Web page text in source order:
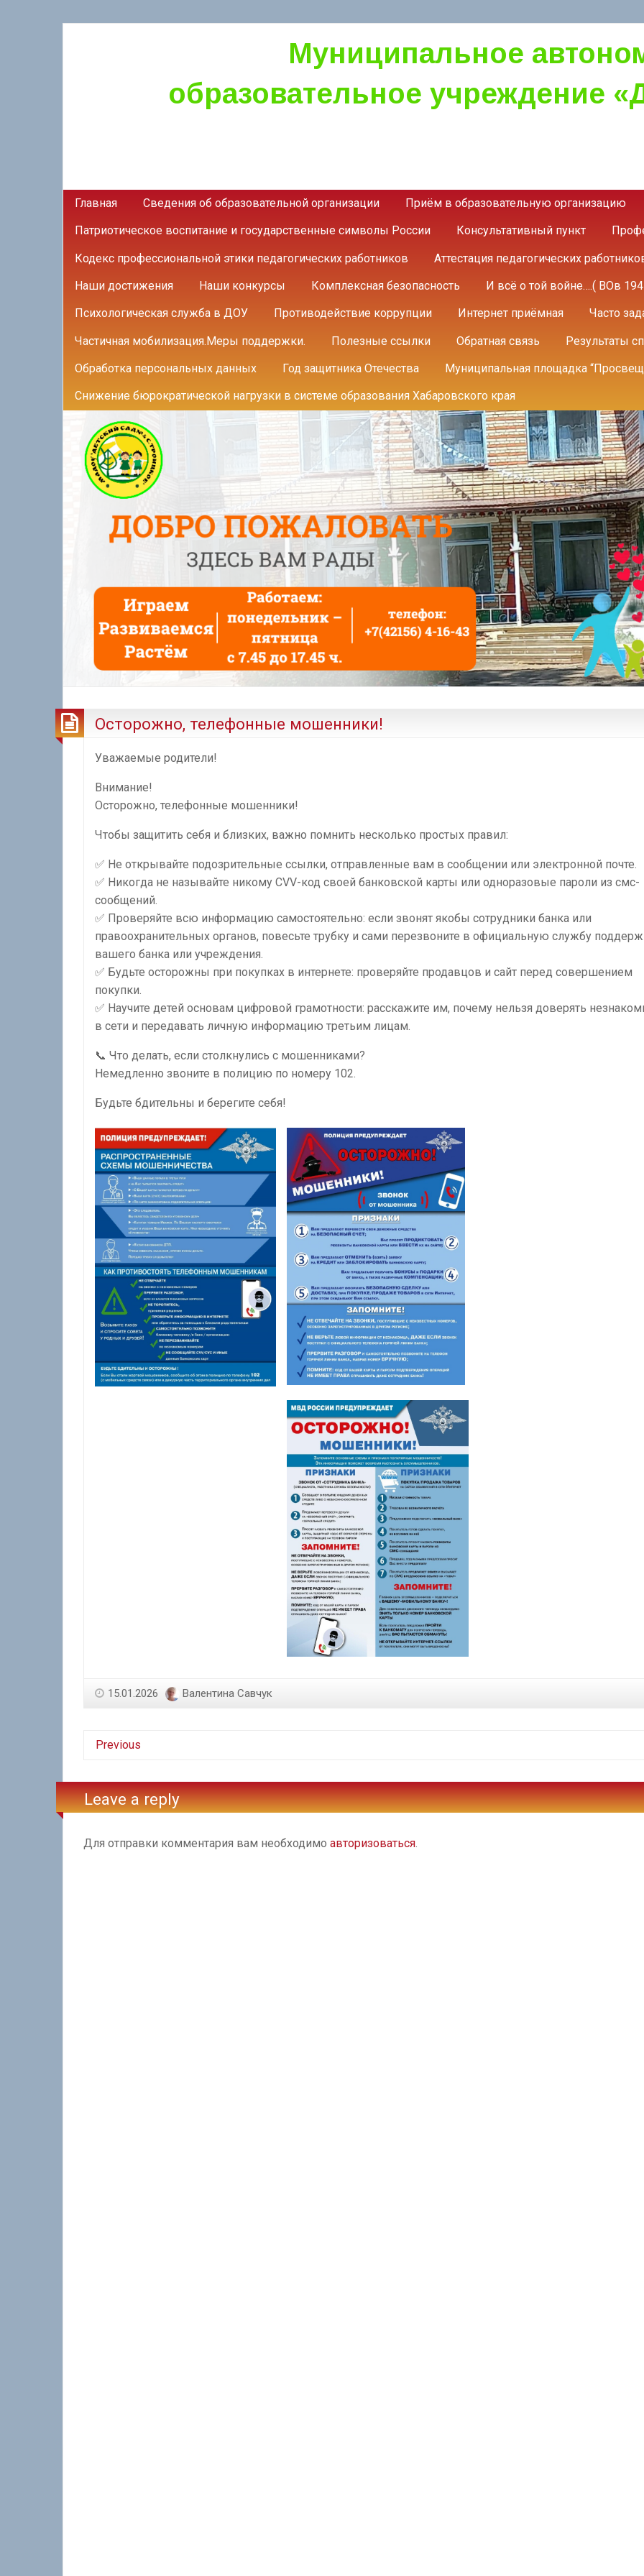
Муниципальное
образовательное учреждение
Главная Сведения об образовательной организации Приём в образовательную организацию
Патриотическое воспитание и государственные символы России Консультативный пункт
Кодекс профессиональной этики педагогических работников Аттестация педагогических
Наши достижения Наши конкурсы Комплексная безопасность И всё о той войне….( ВОв
Психологическая служба в ДОУ Противодействие коррупции Интернет приёмная Часто
Частичная мобилизация.Меры поддержки. Полезные ссылки Обратная связь Результаты
Обработка персональных данных Год защитника Отечества Муниципальная площадка
Снижение бюрократической нагрузки в системе образования Хабаровского края
Осторожно, телефонные мошенники!
Уважаемые родители!
Внимание!
Осторожно, телефонные мошенники!
Чтобы защитить себя и близких, важно помнить несколько простых правил:
✅ Не открывайте подозрительные ссылки, отправленные вам в сообщении или электронной почте.
✅ Никогда не называйте никому CVV-код своей банковской карты или одноразовые пароли из смс-
сообщений.
✅ Проверяйте всю информацию самостоятельно: если звонят якобы сотрудники банка или
правоохранительных органов, повесьте трубку и сами перезвоните в официальную службу
вашего банка или учреждения.
✅ Будьте осторожны при покупках в интернете: проверяйте продавцов и сайт перед совершением
покупки.
✅ Научите детей основам цифровой грамотности: расскажите им, почему нельзя доверять
в сети и передавать личную информацию третьим лицам.
📞 Что делать, если столкнулись с мошенниками?
Немедленно звоните в полицию по номеру 102.
Будьте бдительны и берегите себя!
15.01.2026 Валентина Савчук
Previous
Leave a reply
Для отправки комментария вам необходимо авторизоваться